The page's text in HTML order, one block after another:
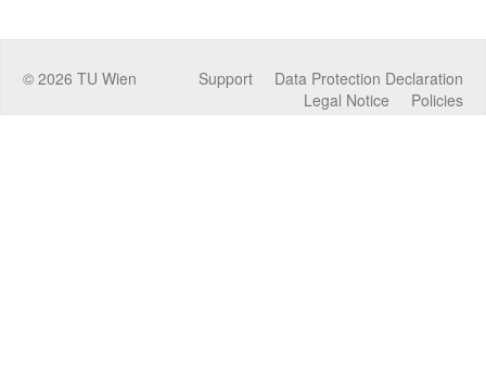
© 2026 TU Wien Data Protection Declaration
Support
Policies
Legal Notice